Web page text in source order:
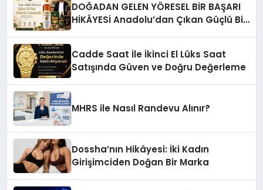
DOĞADAN GELEN YÖRESEL BİR BAŞARI
HİKÂYESİ Anadolu’dan Çıkan Güçlü Bir
Cadde Saat İle İkinci El Lüks Saat
Satışında Güven ve Doğru Değerleme
MHRS ile Nasıl Randevu Alınır?
Dossha’nın Hikâyesi: İki Kadın
Girişimciden Doğan Bir Marka